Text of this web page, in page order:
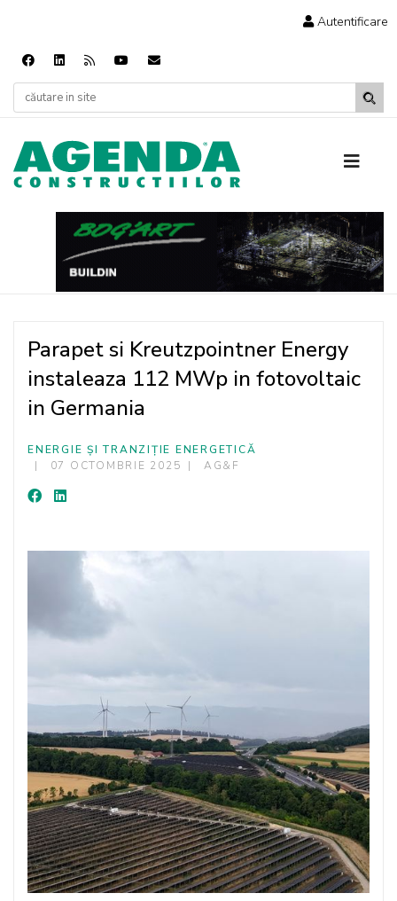
Autentificare
Parapet si Kreutzpointner Energy
instaleaza 112 MWp in fotovoltaic
in Germania
ENERGIE ȘI TRANZIȚIE ENERGETICĂ
07 OCTOMBRIE 2025
AG&F